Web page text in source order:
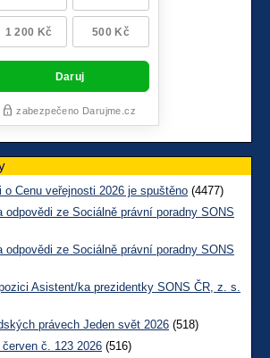
o Cenu veřejnosti 2026 je spuštěno (4477)
odpovědi ze Sociálně právní poradny SONS
odpovědi ze Sociálně právní poradny SONS
Asistent/ka prezidentky SONS ČR, z. s.
právech Jeden svět 2026 (518)
č. 123 2026 (516)